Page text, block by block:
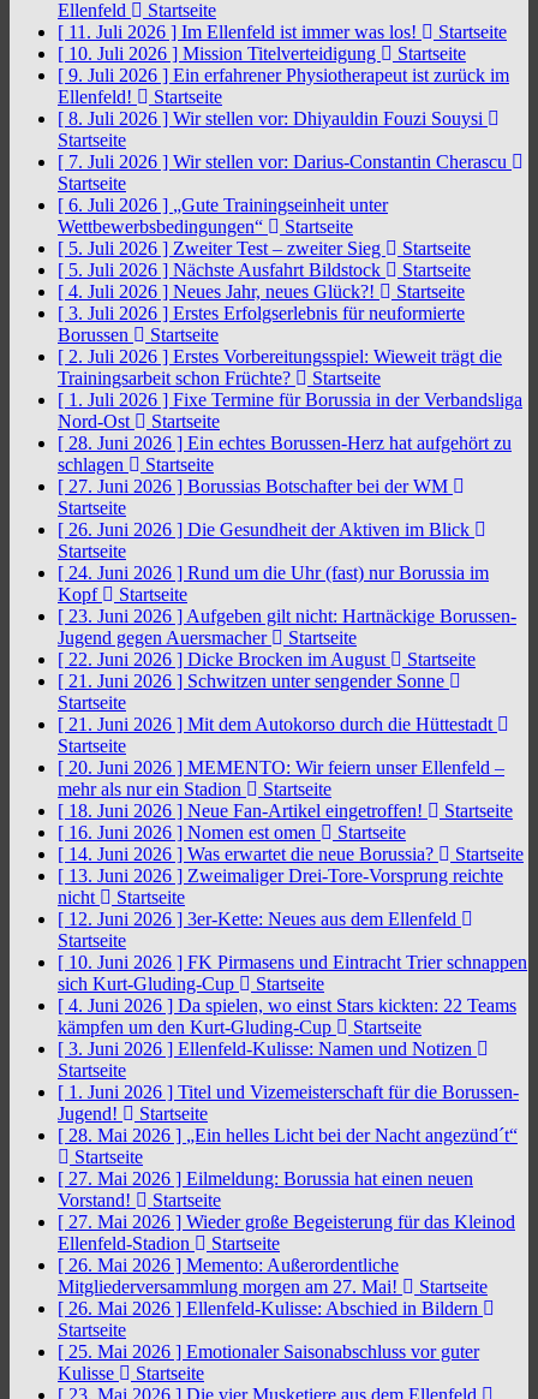
Ellenfeld
Startseite
[ 11. Juli 2026 ] Im Ellenfeld ist immer was los!
Startseite
[ 10. Juli 2026 ] Mission Titelverteidigung
Startseite
[ 9. Juli 2026 ] Ein erfahrener Physiotherapeut ist zurück im
Ellenfeld!
Startseite
[ 8. Juli 2026 ] Wir stellen vor: Dhiyauldin Fouzi Souysi
Startseite
[ 7. Juli 2026 ] Wir stellen vor: Darius-Constantin Cherascu
Startseite
[ 6. Juli 2026 ] „Gute Trainingseinheit unter
Wettbewerbsbedingungen“
Startseite
[ 5. Juli 2026 ] Zweiter Test – zweiter Sieg
Startseite
[ 5. Juli 2026 ] Nächste Ausfahrt Bildstock
Startseite
[ 4. Juli 2026 ] Neues Jahr, neues Glück?!
Startseite
[ 3. Juli 2026 ] Erstes Erfolgserlebnis für neuformierte
Borussen
Startseite
[ 2. Juli 2026 ] Erstes Vorbereitungsspiel: Wieweit trägt die
Trainingsarbeit schon Früchte?
Startseite
[ 1. Juli 2026 ] Fixe Termine für Borussia in der Verbandsliga
Nord-Ost
Startseite
[ 28. Juni 2026 ] Ein echtes Borussen-Herz hat aufgehört zu
schlagen
Startseite
[ 27. Juni 2026 ] Borussias Botschafter bei der WM
Startseite
[ 26. Juni 2026 ] Die Gesundheit der Aktiven im Blick
Startseite
[ 24. Juni 2026 ] Rund um die Uhr (fast) nur Borussia im
Kopf
Startseite
[ 23. Juni 2026 ] Aufgeben gilt nicht: Hartnäckige Borussen-
Jugend gegen Auersmacher
Startseite
[ 22. Juni 2026 ] Dicke Brocken im August
Startseite
[ 21. Juni 2026 ] Schwitzen unter sengender Sonne
Startseite
[ 21. Juni 2026 ] Mit dem Autokorso durch die Hüttestadt
Startseite
[ 20. Juni 2026 ] MEMENTO: Wir feiern unser Ellenfeld –
mehr als nur ein Stadion
Startseite
[ 18. Juni 2026 ] Neue Fan-Artikel eingetroffen!
Startseite
[ 16. Juni 2026 ] Nomen est omen
Startseite
[ 14. Juni 2026 ] Was erwartet die neue Borussia?
Startseite
[ 13. Juni 2026 ] Zweimaliger Drei-Tore-Vorsprung reichte
nicht
Startseite
[ 12. Juni 2026 ] 3er-Kette: Neues aus dem Ellenfeld
Startseite
[ 10. Juni 2026 ] FK Pirmasens und Eintracht Trier schnappen
sich Kurt-Gluding-Cup
Startseite
[ 4. Juni 2026 ] Da spielen, wo einst Stars kickten: 22 Teams
kämpfen um den Kurt-Gluding-Cup
Startseite
[ 3. Juni 2026 ] Ellenfeld-Kulisse: Namen und Notizen
Startseite
[ 1. Juni 2026 ] Titel und Vizemeisterschaft für die Borussen-
Jugend!
Startseite
[ 28. Mai 2026 ] „Ein helles Licht bei der Nacht angezünd´t“
Startseite
[ 27. Mai 2026 ] Eilmeldung: Borussia hat einen neuen
Vorstand!
Startseite
[ 27. Mai 2026 ] Wieder große Begeisterung für das Kleinod
Ellenfeld-Stadion
Startseite
[ 26. Mai 2026 ] Memento: Außerordentliche
Mitgliederversammlung morgen am 27. Mai!
Startseite
[ 26. Mai 2026 ] Ellenfeld-Kulisse: Abschied in Bildern
Startseite
[ 25. Mai 2026 ] Emotionaler Saisonabschluss vor guter
Kulisse
Startseite
[ 23. Mai 2026 ] Die vier Musketiere aus dem Ellenfeld